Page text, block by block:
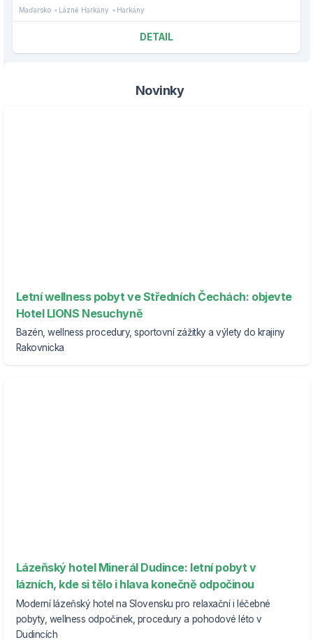
Maďarsko Lázně Harkány Harkány
DETAIL
Novinky
Letní wellness pobyt ve Středních Čechách: objevte
Hotel LIONS Nesuchyně
Bazén, wellness procedury, sportovní zážitky a výlety do krajiny
Rakovnicka
Lázeňský hotel Minerál Dudince: letní pobyt v
lázních, kde si tělo i hlava konečně odpočinou
Moderní lázeňský hotel na Slovensku pro relaxační i léčebné
pobyty, wellness odpočinek, procedury a pohodové léto v
Dudincích